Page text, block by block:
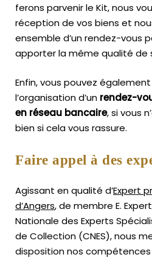
ferons parvenir le Kit, nous
réception de vos biens et
ensemble d’un rendez-vous
apporter la même qualité de
Enfin, vous pouvez
l’organisation d’un rendez-
en réseau bancaire, si vous
bien si cela vous rassure.
Faire appel à des
Agissant en qualité d’Expert
d’Angers, de membre E. Expert
Nationale des Experts
de Collection (CNES),nous
disposition nos compétences